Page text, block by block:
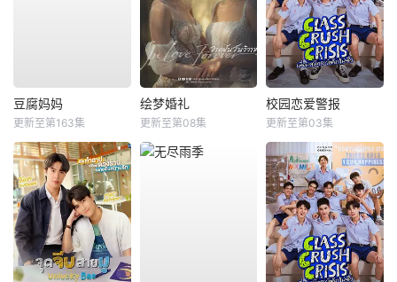
豆腐妈妈
更新至第163集
绘梦婚礼
更新至第08集
校园恋爱警报
更新至第03集